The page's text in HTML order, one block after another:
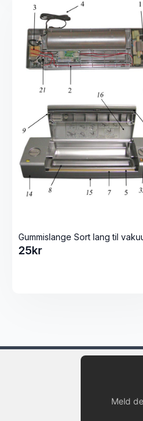
25kr
Meld